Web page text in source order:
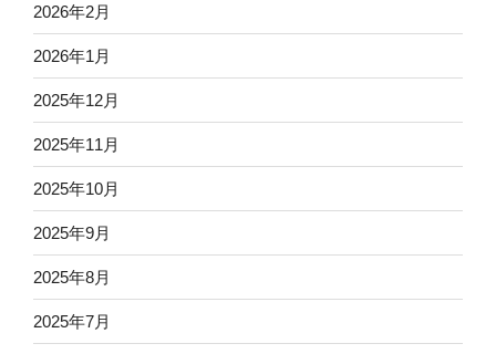
2026年2月
2026年1月
2025年12月
2025年11月
2025年10月
2025年9月
2025年8月
2025年7月